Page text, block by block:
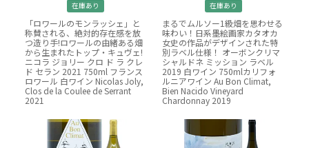
在庫あり
「ロワールのモンラッシェ」と
称賛される、絶対的存在感を放
つ造り手!ロワールの由緒ある畑
から生まれたトップ・キュヴェ!
ニコラ ジョリー クロ ド ラ クレ
ド セラン 2021 750ml フランス
ロワール 白ワイン Nicolas Joly,
Clos de la Coulee de Serrant
2021
在庫あり
まるでムルソー1級畑を思わせる
味わい！日系墨絵画家カタオカ
女史の作品がデザインされた特
別ラベル仕様！ オーボンクリマ
シャルドネ ミッション ラベル
2019 白ワイン 750mlカリフォ
ルニアワイン Au Bon Climat,
Bien Nacido Vineyard
Chardonnay 2019